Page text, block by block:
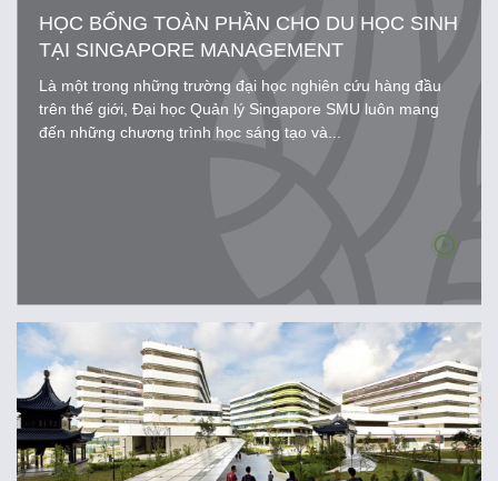
HỌC BỔNG TOÀN PHẦN CHO DU HỌC SINH
TẠI SINGAPORE MANAGEMENT
UNIVERSITY
Là một trong những trường đại học nghiên cứu hàng đầu
trên thế giới, Đại học Quản lý Singapore SMU luôn mang
đến những chương trình học sáng tạo và...